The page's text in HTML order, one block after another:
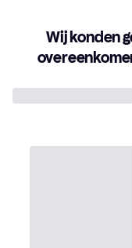
Wij konden